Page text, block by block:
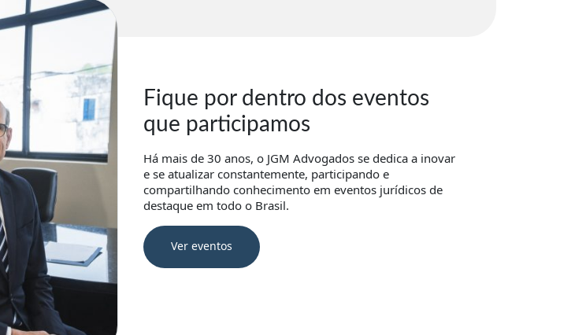
Fique por dentro dos eventos
que participamos
Há mais de 30 anos, o JGM Advogados se dedica a inovar
e se atualizar constantemente, participando e
compartilhando conhecimento em eventos jurídicos de
destaque em todo o Brasil.
Ver eventos